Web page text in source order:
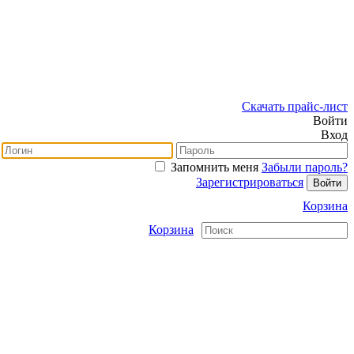
Скачать прайс-лист
Войти
Вход
Запомнить меня Забыли пароль?
Зарегистрироваться
Корзина
Корзина